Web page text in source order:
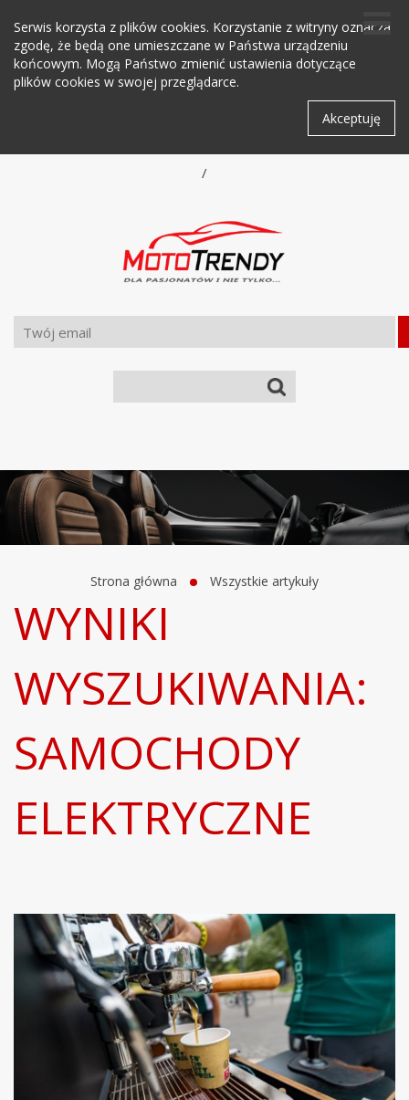
Serwis korzysta z plików cookies. Korzystanie z witryny oznacza
zgodę, że będą one umieszczane w Państwa urządzeniu
końcowym. Mogą Państwo zmienić ustawienia dotyczące
plików cookies w swojej przeglądarce.
Akceptuję
/
Strona główna Wszystkie artykuły
WYNIKI
WYSZUKIWANIA:
SAMOCHODY
ELEKTRYCZNE